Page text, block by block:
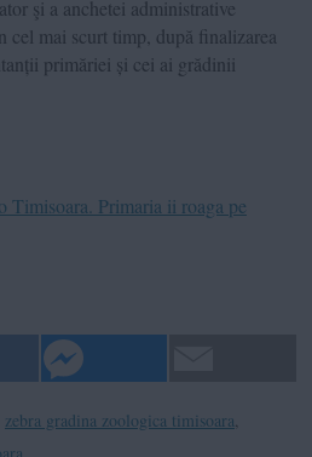
şi a anchetei administrative
cel mai scurt timp, după finalizarea
primăriei și cei ai grădinii
Timisoara. Primaria ii roaga pe
zebra gradina zoologica timisoara